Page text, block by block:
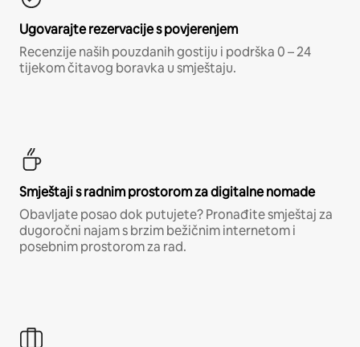
Ugovarajte rezervacije s povjerenjem
Recenzije naših pouzdanih gostiju i podrška 0 – 24
tijekom čitavog boravka u smještaju.
Smještaji s radnim prostorom za digitalne nomade
Obavljate posao dok putujete? Pronađite smještaj za
dugoročni najam s brzim bežičnim internetom i
posebnim prostorom za rad.